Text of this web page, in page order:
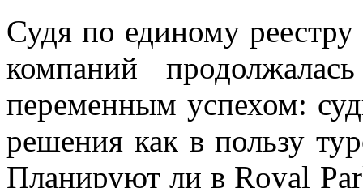
Судя по единому
компаний
переменным успехом:
решения как в пользу
Планируют ли в Royal